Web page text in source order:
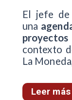
El jefe
una
contexto
La
Leer más